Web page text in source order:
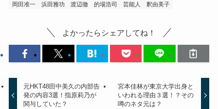
岡田准一
浜田雅功 渡辺徹 的場浩司 芸能人 釈由美子
よかったらシェアしてね！
元HKT48田中美久の内部告
発の内容3選！指原莉乃が
関与していた？
宮本佳林が東京大学出身と
いわれる理由３選！？その
噂のネタ元は？